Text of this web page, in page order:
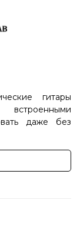
гитары
даже без